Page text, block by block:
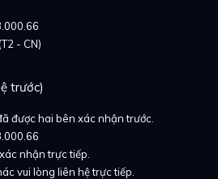
hồ ấn tượng hơn đó chính là
vàng hồng 18k. Có thể, so với
vàng hồng 18k không được
- CN)
trước)
được hai bên xác nhận trước.
nhận trực tiếp.
vui lòng liên hệ trực tiếp.